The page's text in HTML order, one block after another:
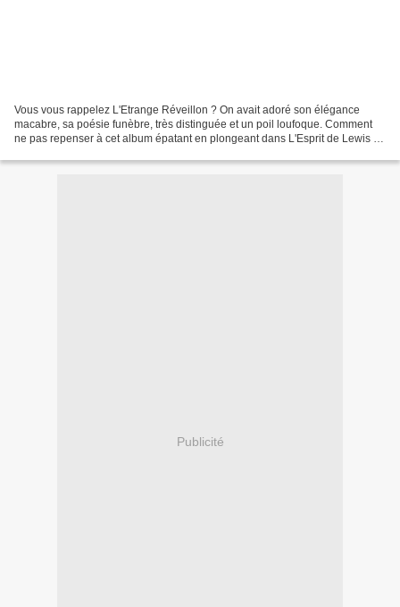
Vous vous rappelez L'Etrange Réveillon ? On avait adoré son élégance
macabre, sa poésie funèbre, très distinguée et un poil loufoque. Comment
ne pas repenser à cet album épatant en plongeant dans L'Esprit de Lewis ,
Publicité